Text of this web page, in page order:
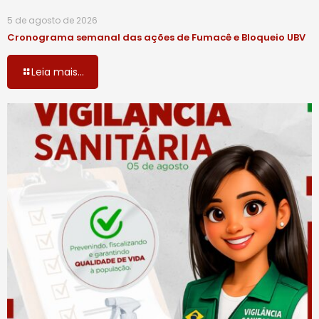
5 de agosto de 2026
Cronograma semanal das ações de Fumacê e Bloqueio UBV
Leia mais...